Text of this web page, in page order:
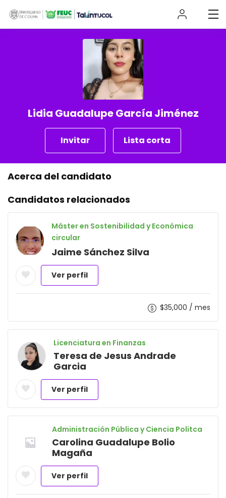
Lidia Guadalupe García Jiménez
Invitar Lista corta
Acerca del candidato
Candidatos relacionados
Máster en Sostenibilidad y Económica
circular
Jaime Sánchez Silva
Ver perfil
$35,000 / mes
Licenciatura en Finanzas
Teresa de Jesus Andrade
Garcia
Ver perfil
Administración Pública y Ciencia Politca
Carolina Guadalupe Bolio
Magaña
Ver perfil